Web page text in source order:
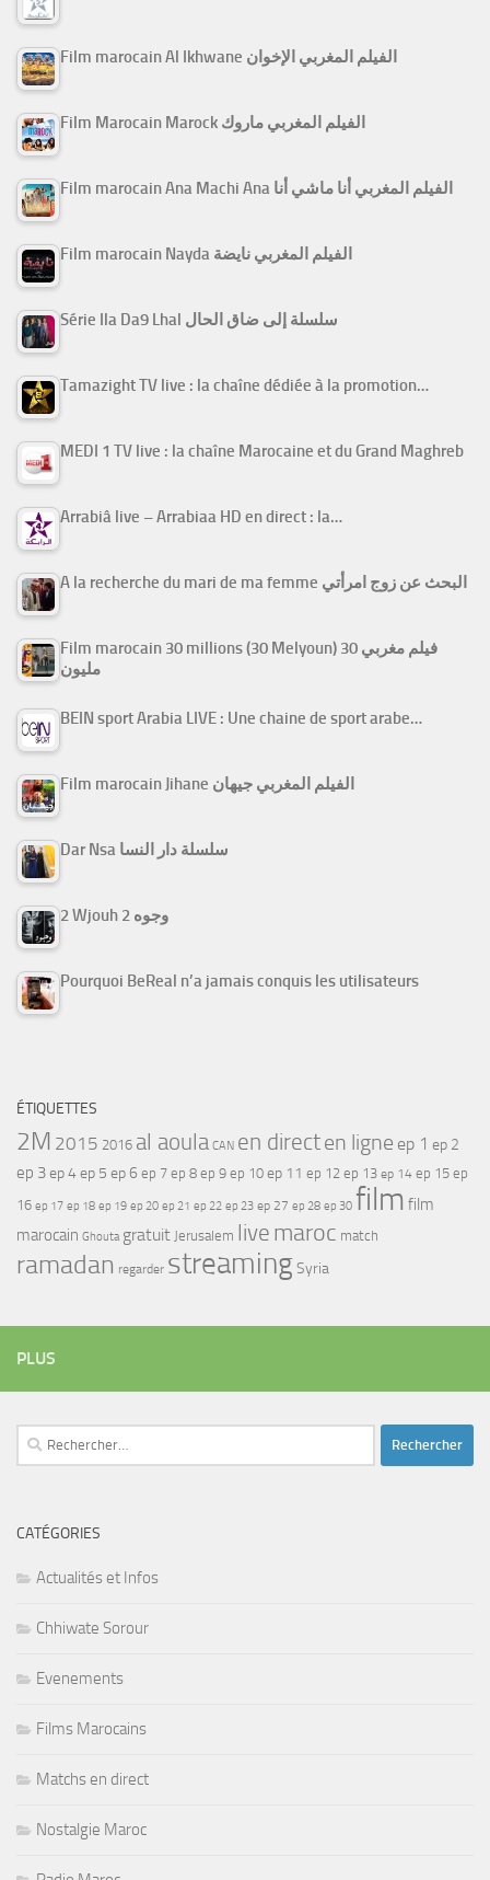
Film marocain Al Ikhwane الفيلم المغربي الإخوان
Film Marocain Marock الفيلم المغربي ماروك
Film marocain Ana Machi Ana الفيلم المغربي أنا ماشي أنا
Film marocain Nayda الفيلم المغربي نايضة
Série Ila Da9 Lhal سلسلة إلى ضاق الحال
Tamazight TV live : la chaîne dédiée à la promotion…
MEDI 1 TV live : la chaîne Marocaine et du Grand Maghreb
Arrabiâ live – Arrabiaa HD en direct : la…
A la recherche du mari de ma femme البحث عن زوج امرأتي
Film marocain 30 millions (30 Melyoun) فيلم مغربي 30
مليون
BEIN sport Arabia LIVE : Une chaine de sport arabe…
Film marocain Jihane الفيلم المغربي جيهان
Dar Nsa سلسلة دار النسا
2 Wjouh 2 وجوه
Pourquoi BeReal n’a jamais conquis les utilisateurs
ÉTIQUETTES
2M 2015 2016 al aoula CAN en directen ligne ep 1 ep 2
ep 3ep 4ep 5 ep 6 ep 7 ep 8 ep 9 ep 10 ep 11 ep 12 ep 13 ep 14 ep 15 ep
16 ep 17 ep 18 ep 19 ep 20 ep 21 ep 22 ep 23 ep 27 ep 28 ep 30 film film
marocain Ghouta gratuit Jerusalem live maroc match
ramadan regarder streamingSyria
PLUS
Rechercher :
CATÉGORIES
Actualités et Infos
Chhiwate Sorour
Evenements
Films Marocains
Matchs en direct
Nostalgie Maroc